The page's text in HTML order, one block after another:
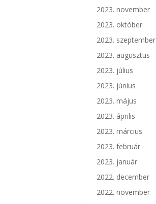
2023. november
2023. október
2023. szeptember
2023. augusztus
2023. július
2023. június
2023. május
2023. április
2023. március
2023. február
2023. január
2022. december
2022. november